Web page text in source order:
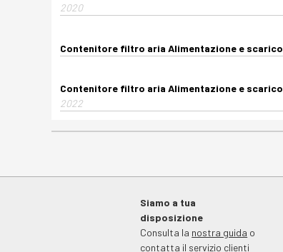
2020
Contenitore filtro aria Alimentazione e scarico
Contenitore filtro aria Alimentazione e scarico
2022
Siamo a tua
disposizione
Consulta la nostra guida o
contatta il servizio clienti